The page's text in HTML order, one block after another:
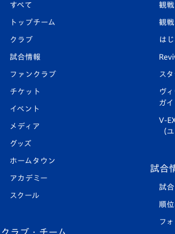
すべて
トップチーム
クラブ
試合情報
ファンクラブ
チケット
イベント
メディア
グッズ
ホームタウン
アカデミー
スクール
クラブ・チーム
観
観
は
ス
ヴ
ガイ
V-
（
試合
試
順
フ